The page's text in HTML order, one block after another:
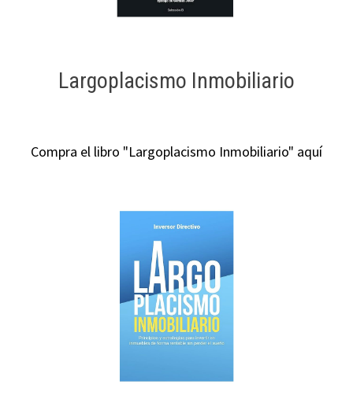
Largoplacismo Inmobiliario
Compra el libro "Largoplacismo Inmobiliario" aquí